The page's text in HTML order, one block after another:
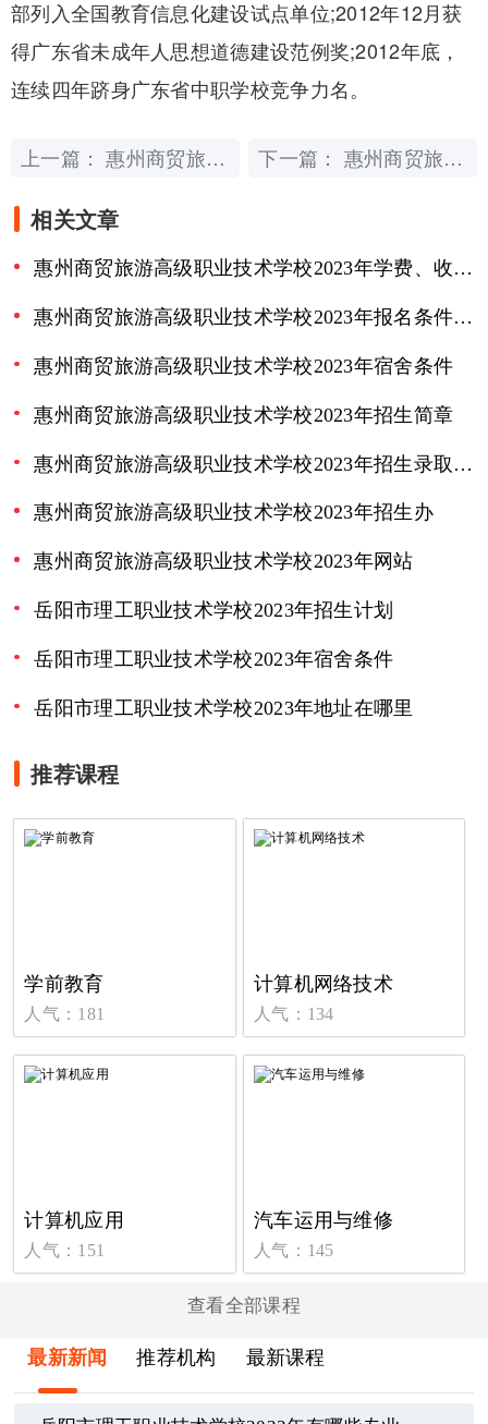
部列入全国教育信息化建设试点单位;2012年12月获
得广东省未成年人思想道德建设范例奖;2012年底，
连续四年跻身广东省中职学校竞争力名。
上一篇：惠州商贸旅游高级职业技术学校2023年地址在哪里 下一篇： 惠州商贸旅游高级职业技术学校2023年学费、收费多少
相关文章
惠州商贸旅游高级职业技术学校2023年学费、收费多少
惠州商贸旅游高级职业技术学校2023年报名条件、招生要求、招生对象
惠州商贸旅游高级职业技术学校2023年宿舍条件
惠州商贸旅游高级职业技术学校2023年招生简章
惠州商贸旅游高级职业技术学校2023年招生录取分数线
惠州商贸旅游高级职业技术学校2023年招生办
惠州商贸旅游高级职业技术学校2023年网站
岳阳市理工职业技术学校2023年招生计划
岳阳市理工职业技术学校2023年宿舍条件
岳阳市理工职业技术学校2023年地址在哪里
推荐课程
学前教育
人气：181
计算机网络技术
人气：134
计算机应用
人气：151
汽车运用与维修
人气：145
查看全部课程
最新新闻 推荐机构 最新课程